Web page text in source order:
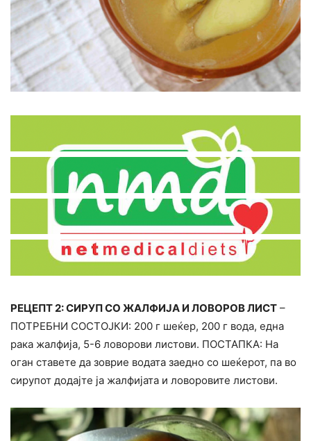
РЕЦЕПТ 2: СИРУП СО ЖАЛФИЈА И ЛОВОРОВ ЛИСТ –
ПОТРЕБНИ СОСТОЈКИ: 200 г шеќер, 200 г вода, една
рака жалфија, 5-6 ловорови листови. ПОСТАПКА: На
оган ставете да зоврие водата заедно со шеќерот, па во
сирупот додајте ја жалфијата и ловоровите листови.